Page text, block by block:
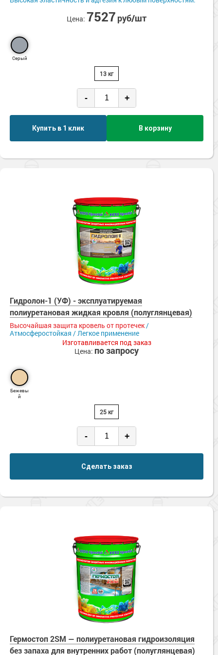
Сопутствующие товары
Морозостойкие краски для металла
Морозостойкие краски для фасада
Сопутствующие товары
Цена: 7527 руб/шт
Серый
13 кг
- +
Купить в 1 клик В корзину
Гидролон-1 (УФ) - эксплуатируемая
полиуретановая жидкая кровля (полуглянцевая)
Высочайшая защита кровель от протечек/
Атмосферостойкая / Легкое применение
Изготавливается под заказ
Цена: по запросу
Бежевы
й
25 кг
- +
Сделать заказ
Гермостоп 2SM — полиуретановая гидроизоляция
без запаха для внутренних работ (полуглянцевая)